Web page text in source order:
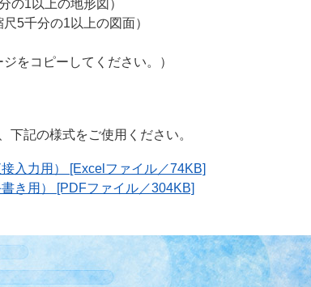
の1以上の地形図）
5千分の1以上の図面）
をコピーしてください。）
記の様式をご使用ください。
入力用） [Excelファイル／74KB]
き用） [PDFファイル／304KB]